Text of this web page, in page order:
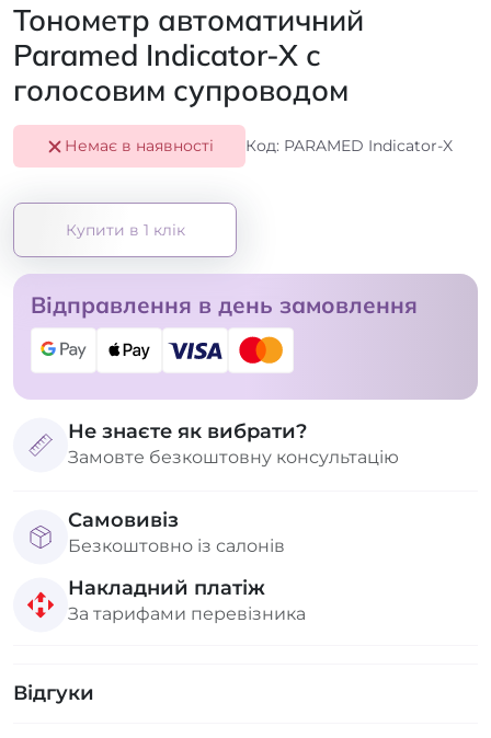
Тонометр автоматичний
Paramed Indicator-X с
голосовим супроводом
Немає в наявності Код: PARAMED Indicator-X
Купити в 1 клік
Відправлення в день замовлення
Не знаєте як вибрати?
Замовте безкоштовну консультацію
Самовивіз
Безкоштовно із салонів
Накладний платіж
За тарифами перевізника
Відгуки